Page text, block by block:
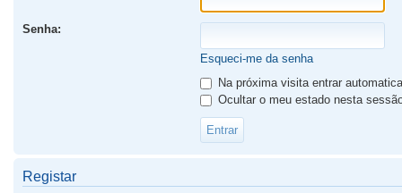
Senha:
Esqueci-me da senha
Na próxima visita entrar
Ocultar o meu estado nesta
Registar